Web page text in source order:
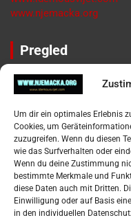
Um dir ein optimales Erlebnis
Cookies, um
zuzugreifen. Wenn du diesen
wie das Surfverhalten oder
Wenn du deine Zustimmung
bestimmte Merkmale und
diese Daten auch mit Dritten.
Einwilligung oder auf Basis
in den individuellen
www.njemacka.org
Pregled
Impressum
Datenschutzerklärung
Widerufsbelehrung
Oglašavanje / Postavite
Tko je “Idemo u
Pretražite